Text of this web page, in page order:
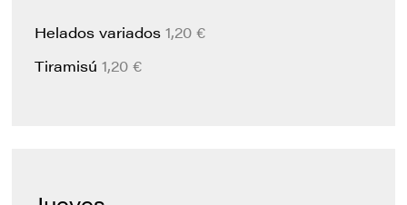
Helados variados1,20 €
Tiramisú1,20 €